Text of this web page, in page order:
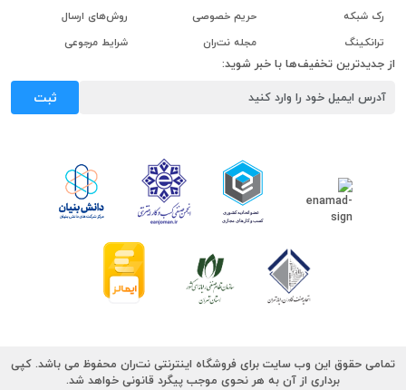
رک شبکه
ترانکینگ
حریم خصوصی
مجله نت‌ران
روش‌های ارسال
شرایط مرجوعی
از جدیدترین تخفیف‌ها با خبر شوید:
ثبت
تمامی حقوق این وب سایت برای فروشگاه اینترنتی نت‌ران محفوظ می باشد. کپی
برداری از آن به هر نحوی موجب پیگرد قانونی خواهد شد.